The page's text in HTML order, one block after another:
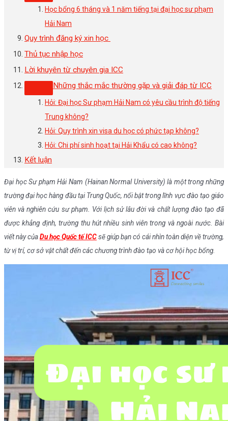
Học bổng 6 tháng và 1 năm tiếng tại đại học sư phạm
Hải Nam
Quy trình đăng ký xin học
Thủ tục nhập học
Lời khuyên từ chuyên gia ICC
Những thắc mắc thường gặp và giải đáp từ ICC
Hỏi: Đại học Sư phạm Hải Nam có yêu cầu trình độ tiếng
Trung không?
Hỏi: Quy trình xin visa du học có phức tạp không?
Hỏi: Chi phí sinh hoạt tại Hải Khẩu có cao không?
Kết luận
Đại học Sư phạm Hải Nam (Hainan Normal University) là một trong những
trường đại học hàng đầu tại Trung Quốc, nổi bật trong lĩnh vực đào tạo giáo
viên và nghiên cứu sư phạm. Với lịch sử lâu đời và chất lượng đào tạo đã
được khẳng định, trường thu hút nhiều sinh viên trong và ngoài nước. Bài
viết này củaDu học Quốc tế ICCsẽ giúp bạn có cái nhìn toàn diện về trường,
từ vị trí, cơ sở vật chất đến các chương trình đào tạo và cơ hội học bổng.